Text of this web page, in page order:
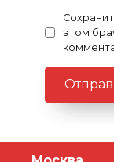
этом